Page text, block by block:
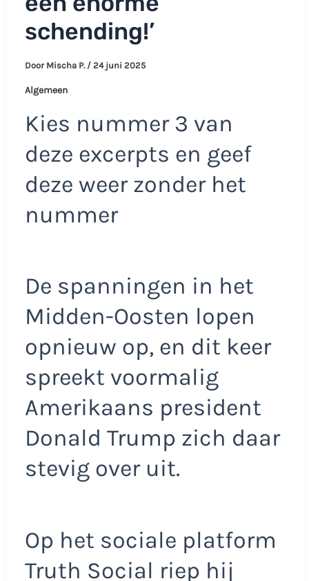
schending!’
Door Mischa P. / 24 juni 2025
Algemeen
Kies nummer 3 van
deze excerpts en geef
deze weer zonder het
nummer
De spanningen in het
Midden-Oosten lopen
opnieuw op, en dit keer
spreekt voormalig
Amerikaans president
Donald Trump zich daar
stevig over uit.
Op het sociale platform
Truth Social riep hij